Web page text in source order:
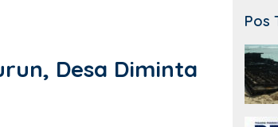
Desa Diminta
Pos